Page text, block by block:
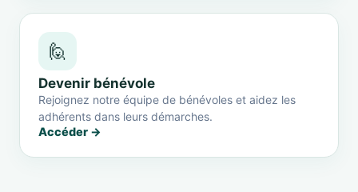
🙋
Devenir bénévole
Rejoignez notre équipe de bénévoles et aidez les
adhérents dans leurs démarches.
Accéder →